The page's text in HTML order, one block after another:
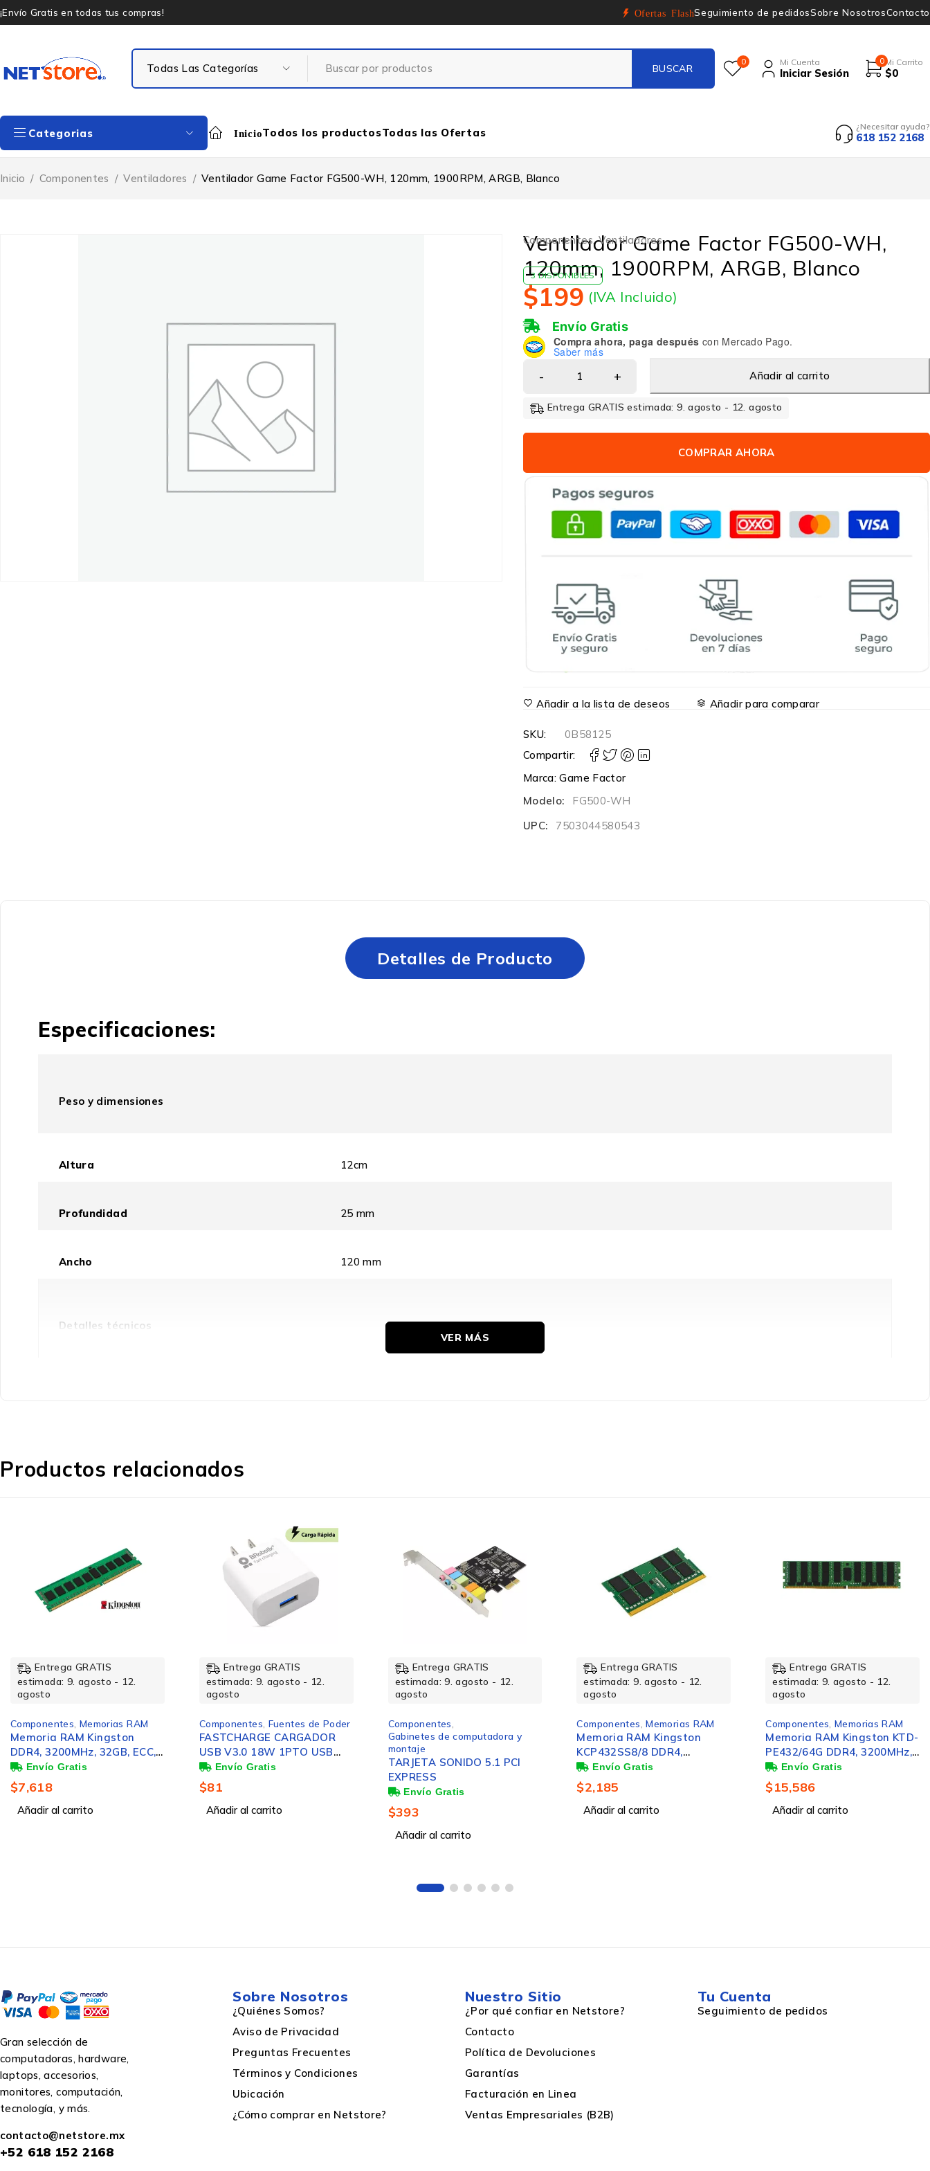
¡Envío Gratis en todas tus compras! Ofertas FlashSeguimiento de pedidosSobre NosotrosContacto
0 Mi Cuenta
Iniciar Sesión
0 Mi Carrito
$0
Categorias InicioTodos los productosTodas las Ofertas ¿Necesitar ayuda?
618 152 2168
Inicio / Componentes / Ventiladores / Ventilador Game Factor FG500-WH, 120mm, 1900RPM, ARGB, Blanco
Componentes,Ventiladores
Ventilador Game Factor FG500-WH,
120mm, 1900RPM, ARGB, Blanco
3 DISPONIBLES
$199 (IVA Incluido)
Envío Gratis
Compra ahora, paga después con Mercado Pago.
Saber más
Añadir al carrito
Entrega GRATIS estimada: 9. agosto - 12. agosto
COMPRAR AHORA
Añadir a la lista de deseos Añadir para comparar
SKU:
0B58125
Compartir:
Marca:Game Factor
Modelo:
FG500-WH
UPC:
7503044580543
Detalles de Producto
Especificaciones:
Peso y dimensiones
Altura 12cm
Profundidad 25 mm
Ancho 120 mm
Detalles técnicos
Corriente del ventilador
Ámbar, Azul, Verde, Rojo
Modos de iluminación
Color
Velocidad de rotación (máx.) 1900RPM
Presión estática del ventilador
Nivel de ruido (alta velocidad)
Tiempo medio entre fallos
VER MÁS
Productos relacionados
Entrega GRATIS
estimada: 9. agosto - 12.
agosto
Componentes Fuentes de Poder
FASTCHARGE CARGADOR
USB V3.0 18W 1PTO USB
BCO
$81
Añadir al carrito
Entrega GRATIS
estimada: 9. agosto - 12.
agosto
Componentes
Gabinetes de computadora y
montaje
TARJETA SONIDO 5.1 PCI
$393
Entrega GRATIS
estimada: 9. agosto - 12.
agosto
Componentes
Memoria RAM Kingston
KCP432SS8/8 DDR4,
3200MHz, 8GB, Non-ECC,
CL22, SO-DIMM
$2,185
Añadir al carrito
Entrega GRATIS
estimada: 9. agosto - 12.
agosto
Componentes ,Memorias RAM
Memoria RAM Kingston KTD-
PE432/64G DDR4, 3200MHz,
64GB, ECC, CL22, DIMM
$15,586
Añadir al carrito
Entrega GRATIS
estimada: 9. agosto - 12.
agosto
Componentes ,Memorias RAM
Memoria RAM Kingston
KCP556SD8-32 DDR5,
5600MHz, 32GB, Non-ECC,
CL46, SO-DIMM
$11,974
Añadir al carrito
Gran selección de
computadoras, hardware,
laptops, accesorios,
monitores, computación,
tecnología, y más.
contacto@netstore.mx
+52 618 152 2168
Sobre Nosotros
¿Quiénes Somos?
Aviso de Privacidad
Preguntas Frecuentes
Términos y Condiciones
Ubicación
¿Cómo comprar en Netstore?
Nuestro Sitio
¿Por qué confiar en Netstore?
Contacto
Política de Devoluciones
Garantías
Facturación en Linea
Ventas Empresariales (B2B)
Tu Cuenta
Seguimiento de pedidos